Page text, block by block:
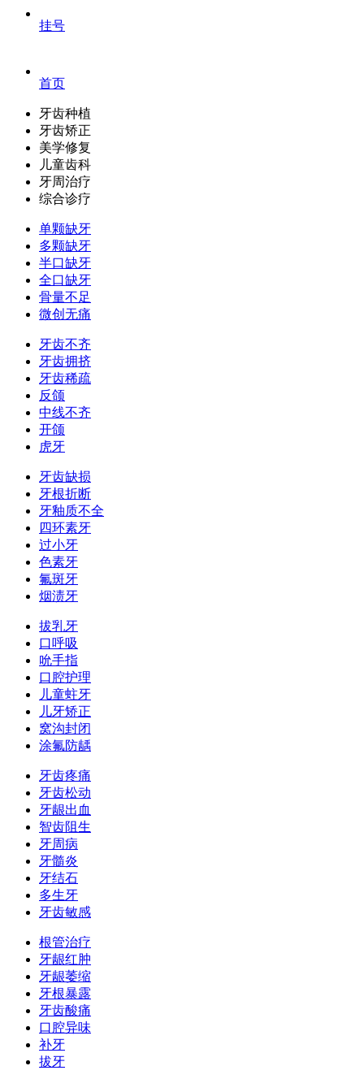
挂号
首页
牙齿种植
牙齿矫正
美学修复
儿童齿科
牙周治疗
综合诊疗
单颗缺牙
多颗缺牙
半口缺牙
全口缺牙
骨量不足
微创无痛
牙齿不齐
牙齿拥挤
牙齿稀疏
反颌
中线不齐
开颌
虎牙
牙齿缺损
牙根折断
牙釉质不全
四环素牙
过小牙
色素牙
氟斑牙
烟渍牙
拔乳牙
口呼吸
吮手指
口腔护理
儿童蛀牙
儿牙矫正
窝沟封闭
涂氟防龋
牙齿疼痛
牙齿松动
牙龈出血
智齿阻生
牙周病
牙髓炎
牙结石
多生牙
牙齿敏感
根管治疗
牙龈红肿
牙龈萎缩
牙根暴露
牙齿酸痛
口腔异味
补牙
拔牙